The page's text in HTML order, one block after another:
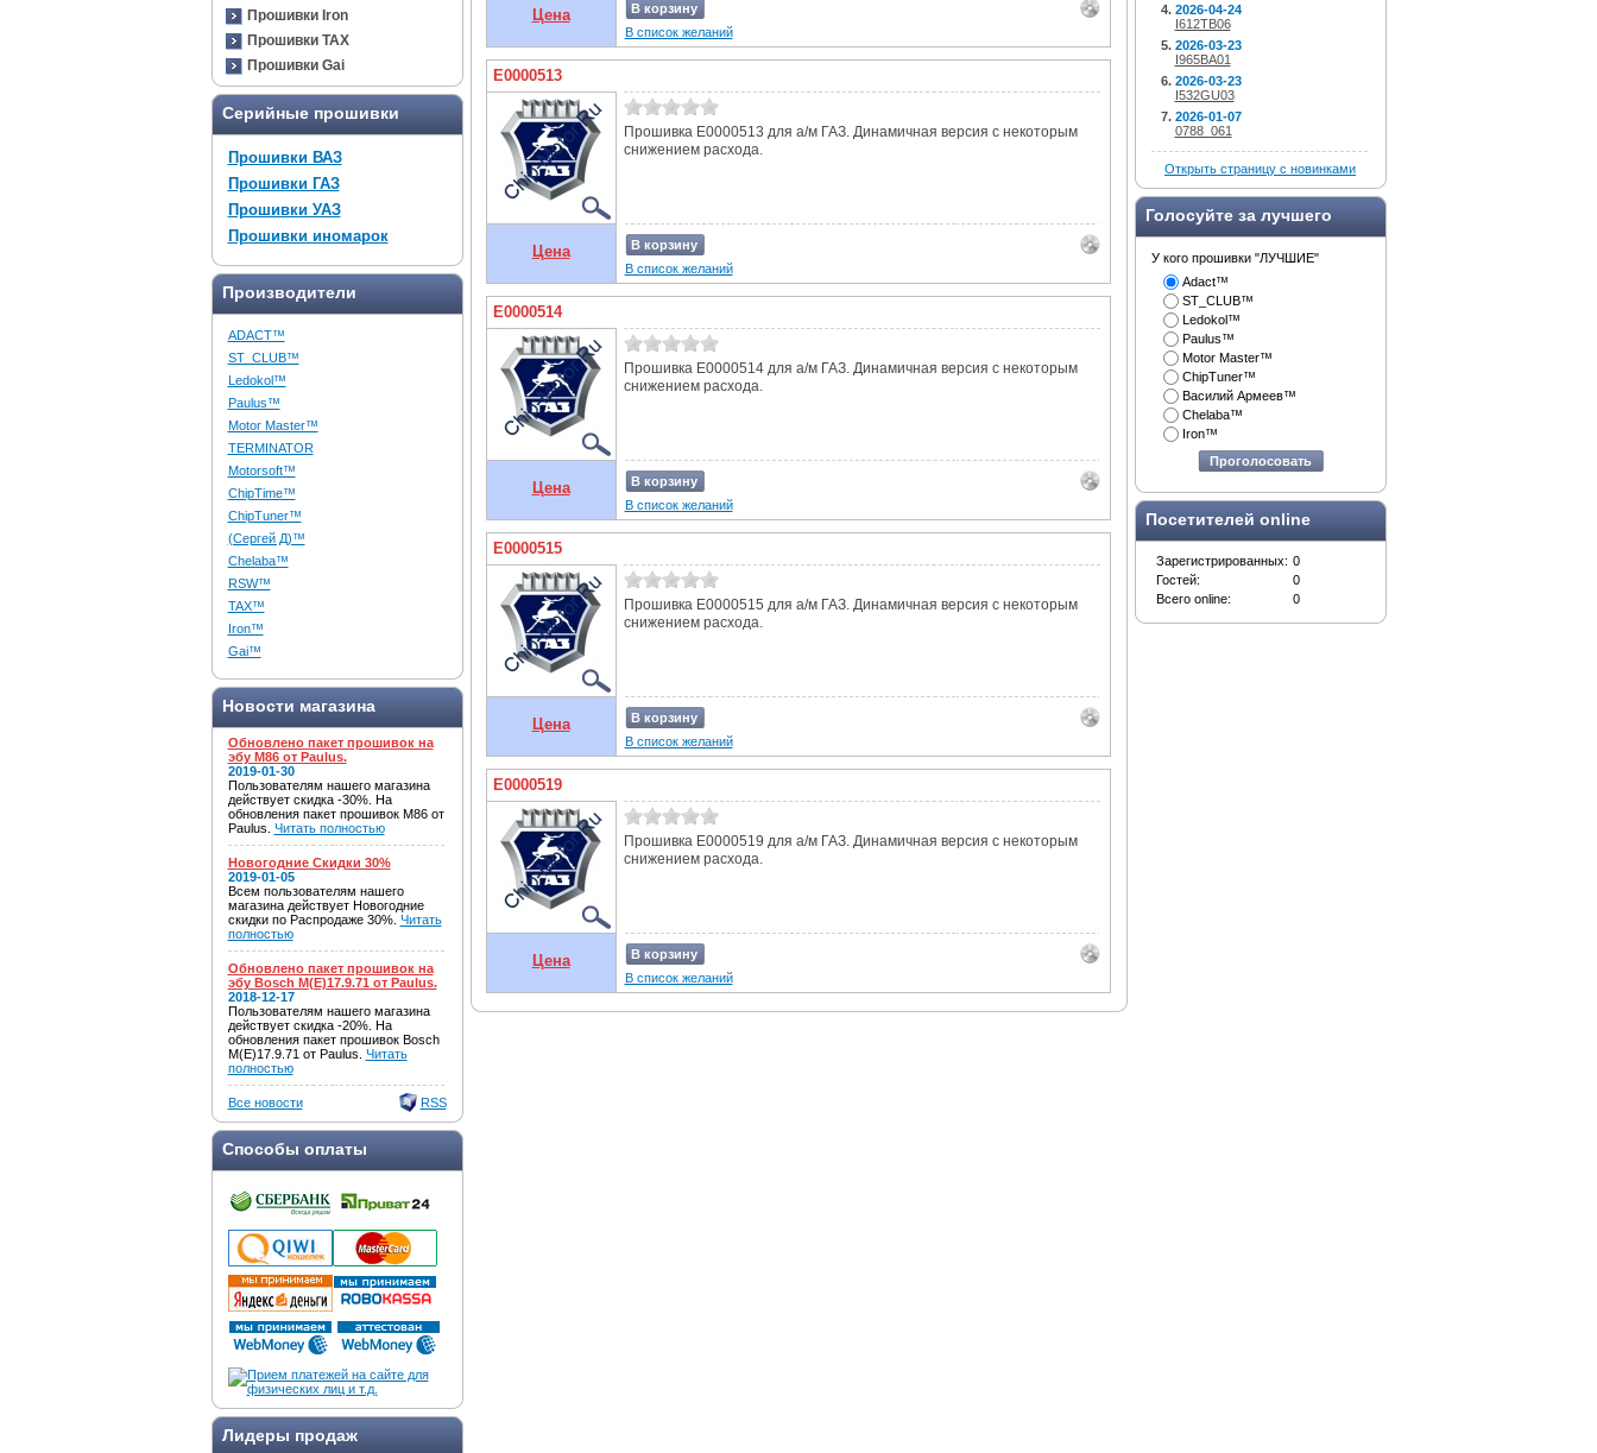
Прошивки Iron
Прошивки TAX
Прошивки Gai
Серийные прошивки
Прошивки ВАЗ
Прошивки ГАЗ
Прошивки УАЗ
Прошивки иномарок
Производители
ADACT™
ST_CLUB™
Ledokol™
Paulus™
Motor Master™
TERMINATOR
Motorsoft™
ChipTime™
ChipTuner™
(Сергей Д)™
Chelaba™
RSW™
TAX™
Iron™
Gai™
Новости магазина
Обновлено пакет прошивок на
эбу M86 от Paulus.
2019-01-30
Пользователям нашего магазина
действует скидка -30%. На
обновления пакет прошивок M86 от
Paulus. Читать полностью
Новогодние Скидки 30%
2019-01-05
Всем пользователям нашего
магазина действует Новогодние
скидки по Распродаже 30%. Читать
полностью
Обновлено пакет прошивок на
эбу Bosch M(E)17.9.71 от Paulus.
2018-12-17
Пользователям нашего магазина
действует скидка -20%. На
обновления пакет прошивок Bosch
M(E)17.9.71 от Paulus. Читать
полностью
Все новости RSS
Способы оплаты
Лидеры продаж
2026-04-24
I612TB06
2026-03-23
I965BA01
2026-03-23
I532GU03
2026-01-07
0788_061
Открыть страницу с новинками
Голосуйте за лучшего
У кого прошивки "ЛУЧШИЕ"
Adact™
ST_CLUB™
Ledokol™
Paulus™
Motor Master™
ChipTuner™
Василий Армеев™
Chelaba™
Iron™
Проголосовать
Посетителей online
Зарегистрированных: 0
Гостей:
0
Всего online:
0
Цена
В корзину
В список желаний
E0000513
Прошивка E0000513 для а/м ГАЗ. Динамичная версия с некоторым
снижением расхода.
Цена
В корзину
В список желаний
E0000514
Прошивка E0000514 для а/м ГАЗ. Динамичная версия с некоторым
снижением расхода.
Цена
В корзину
В список желаний
E0000515
Прошивка E0000515 для а/м ГАЗ. Динамичная версия с некоторым
снижением расхода.
Цена
В корзину
В список желаний
E0000519
Прошивка E0000519 для а/м ГАЗ. Динамичная версия с некоторым
снижением расхода.
Цена
В корзину
В список желаний